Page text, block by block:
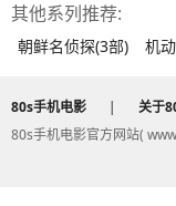
其他系列推荐:
朝鲜名侦探(3部) 机
80s手机电影 | 关于
80s手机电影官方网站(